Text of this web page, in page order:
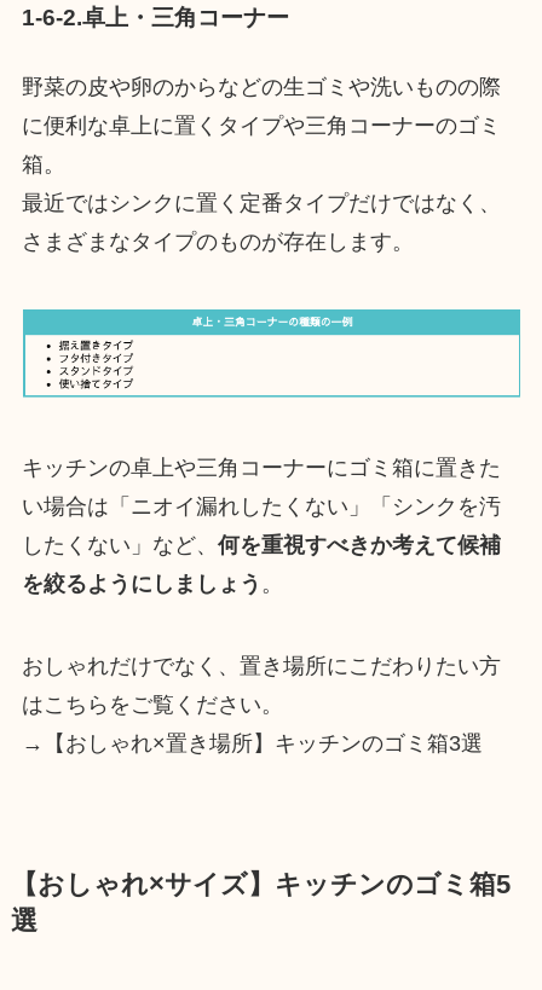
1-6-2.卓上・三角コーナー
野菜の皮や卵のからなどの生ゴミや洗いものの際
に便利な卓上に置くタイプや三角コーナーのゴミ
箱。
最近ではシンクに置く定番タイプだけではなく、
さまざまなタイプのものが存在します。
キッチンの卓上や三角コーナーにゴミ箱に置きた
い場合は「ニオイ漏れしたくない」「シンクを汚
したくない」など、 何を重視すべきか考えて候補
を絞るようにしましょう 。
おしゃれだけでなく、置き場所にこだわりたい方
はこちらをご覧ください。
→【おしゃれ×置き場所】キッチンのゴミ箱3選
【おしゃれ×サイズ】キッチンのゴミ箱5
選